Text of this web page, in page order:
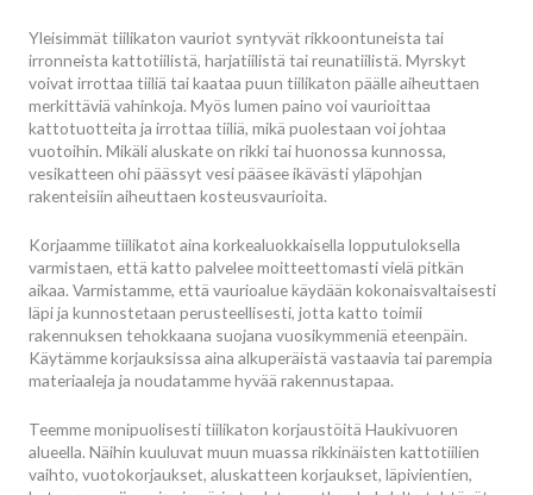
Yleisimmät tiilikaton vauriot syntyvät rikkoontuneista tai
irronneista kattotiilistä, harjatiilistä tai reunatiilistä. Myrskyt
voivat irrottaa tiiliä tai kaataa puun tiilikaton päälle aiheuttaen
merkittäviä vahinkoja. Myös lumen paino voi vaurioittaa
kattotuotteita ja irrottaa tiiliä, mikä puolestaan voi johtaa
vuotoihin. Mikäli aluskate on rikki tai huonossa kunnossa,
vesikatteen ohi päässyt vesi pääsee ikävästi yläpohjan
rakenteisiin aiheuttaen kosteusvaurioita.
Korjaamme tiilikatot aina korkealuokkaisella lopputuloksella
varmistaen, että katto palvelee moitteettomasti vielä pitkän
aikaa. Varmistamme, että vaurioalue käydään kokonaisvaltaisesti
läpi ja kunnostetaan perusteellisesti, jotta katto toimii
rakennuksen tehokkaana suojana vuosikymmeniä eteenpäin.
Käytämme korjauksissa aina alkuperäistä vastaavia tai parempia
materiaaleja ja noudatamme hyvää rakennustapaa.
Teemme monipuolisesti tiilikaton korjaustöitä Haukivuoren
alueella. Näihin kuuluvat muun muassa rikkinäisten kattotiilien
vaihto, vuotokorjaukset, aluskatteen korjaukset, läpivientien,